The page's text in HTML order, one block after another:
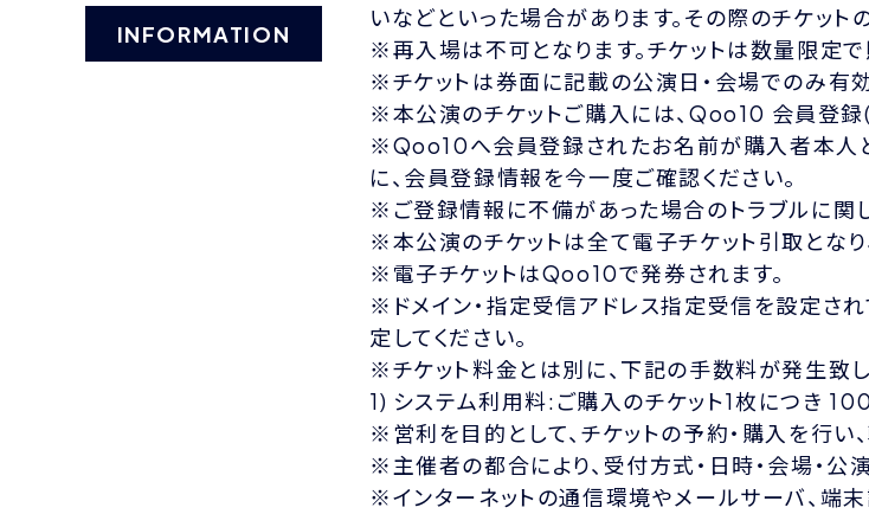
INFORMATION
いなどといった場合があります。その際のチケッ
※再入場は不可となります。チケットは数量限定
※チケットは券面に記載の公演日・会場でのみ有効
※本公演のチケットご購入には、Qoo10 会員登録
※Qoo10へ会員登録されたお名前が購入者本人
に、会員登録情報を今一度ご確認ください。
※ご登録情報に不備があった場合のトラブルに関
※本公演のチケットは全て電子チケット引取とな
※電子チケットはQoo10で発券されます。
※ドメイン・指定受信アドレス指定受信を設定さ
定してください。
※チケット料金とは別に、下記の手数料が発生致し
1) システム利用料:ご購入のチケット1枚につき
※営利を目的として、チケットの予約・購入を行い
※主催者の都合により、受付方式・日時・会場・公
※インターネットの通信環境やメールサーバ、端